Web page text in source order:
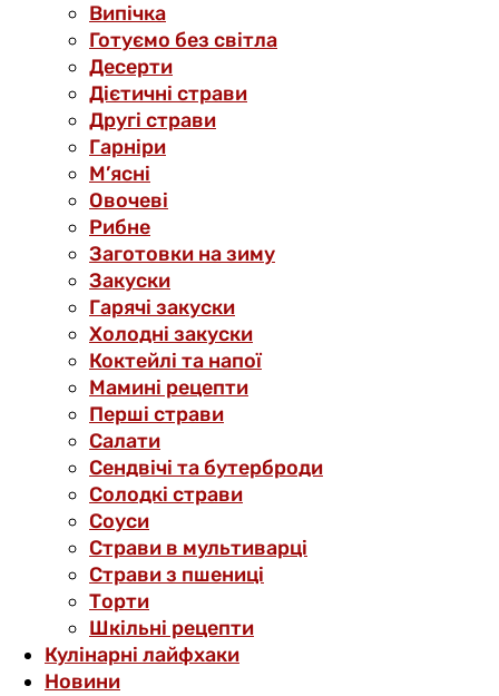
Випічка
Готуємо без світла
Десерти
Дієтичні страви
Другі страви
Гарніри
М’ясні
Овочеві
Рибне
Заготовки на зиму
Закуски
Гарячі закуски
Холодні закуски
Коктейлі та напої
Мамині рецепти
Перші страви
Салати
Сендвічі та бутерброди
Солодкі страви
Соуси
Страви в мультиварці
Страви з пшениці
Торти
Шкільні рецепти
Кулінарні лайфхаки
Новини